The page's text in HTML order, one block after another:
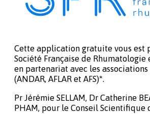
Cette application gratuite vous est
Société Française de Rhumatologie
en partenariat avec les
(ANDAR, AFLAR et AFS)*.
Pr Jérémie SELLAM, Dr Catherine
PHAM, pour le Conseil Scientifique